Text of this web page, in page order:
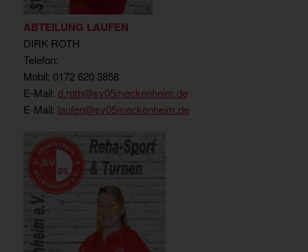
ABTEILUNG LAUFEN
DIRK ROTH
Telefon:
Mobil: 0172 620 3858
E-Mail: d.roth@sv05meckenheim.de
E-Mail: laufen@sv05meckenheim.de